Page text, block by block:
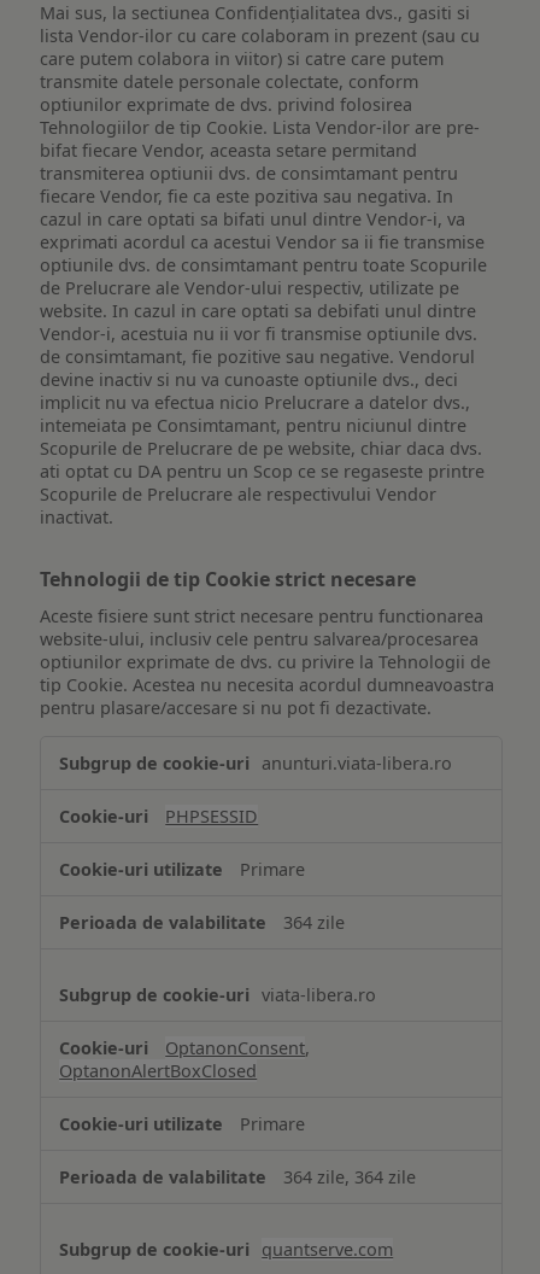
Mai sus, la sectiunea Confidențialitatea dvs., gasiti si
lista Vendor-ilor cu care colaboram in prezent (sau cu
care putem colabora in viitor) si catre care putem
transmite datele personale colectate, conform
optiunilor exprimate de dvs. privind folosirea
Tehnologiilor de tip Cookie. Lista Vendor-ilor are pre-
bifat fiecare Vendor, aceasta setare permitand
transmiterea optiunii dvs. de consimtamant pentru
fiecare Vendor, fie ca este pozitiva sau negativa. In
cazul in care optati sa bifati unul dintre Vendor-i, va
exprimati acordul ca acestui Vendor sa ii fie transmise
optiunile dvs. de consimtamant pentru toate Scopurile
de Prelucrare ale Vendor-ului respectiv, utilizate pe
website. In cazul in care optati sa debifati unul dintre
Vendor-i, acestuia nu ii vor fi transmise optiunile dvs.
de consimtamant, fie pozitive sau negative. Vendorul
devine inactiv si nu va cunoaste optiunile dvs., deci
implicit nu va efectua nicio Prelucrare a datelor dvs.,
intemeiata pe Consimtamant, pentru niciunul dintre
Scopurile de Prelucrare de pe website, chiar daca dvs.
ati optat cu DA pentru un Scop ce se regaseste printre
Scopurile de Prelucrare ale respectivului Vendor
inactivat.
Tehnologii de tip Cookie strict necesare
Aceste fisiere sunt strict necesare pentru functionarea
website-ului, inclusiv cele pentru salvarea/procesarea
optiunilor exprimate de dvs. cu privire la Tehnologii de
tip Cookie. Acestea nu necesita acordul dumneavoastra
pentru plasare/accesare si nu pot fi dezactivate.
de
Cookie
necesare
anunturi.viata-libera.ro
PHPSESSID
Primare
364 zile
viata-libera.ro
OptanonConsent,
OptanonAlertBoxClosed
Primare
364 zile, 364 zile
quantserve.com